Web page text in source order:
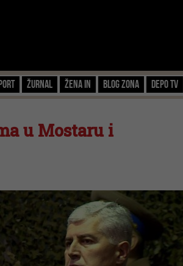
Žurnal Žena IN Blog zona Depo TV
u Mostaru i